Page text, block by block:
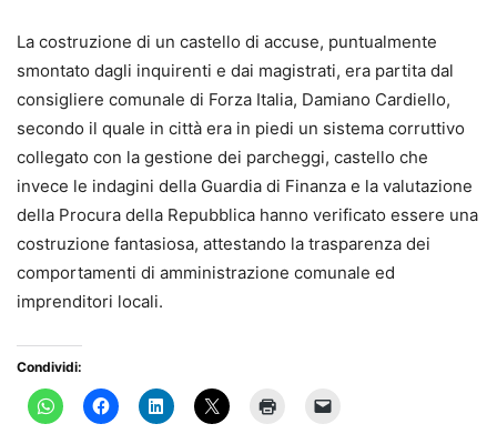
La costruzione di un castello di accuse, puntualmente
smontato dagli inquirenti e dai magistrati, era partita dal
consigliere comunale di Forza Italia, Damiano Cardiello,
secondo il quale in città era in piedi un sistema corruttivo
collegato con la gestione dei parcheggi, castello che
invece le indagini della Guardia di Finanza e la valutazione
della Procura della Repubblica hanno verificato essere una
costruzione fantasiosa, attestando la trasparenza dei
comportamenti di amministrazione comunale ed
imprenditori locali.
Condividi: